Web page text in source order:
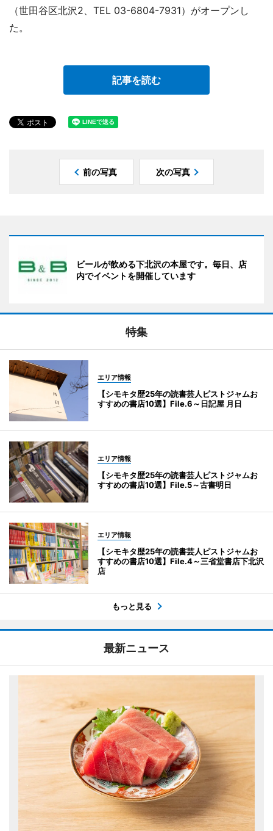
（世田谷区北沢2、TEL 03-6804-7931）がオープンし
た。
記事を読む
前の写真 次の写真
ビールが飲める下北沢の本屋です。毎日、店
内でイベントを開催しています
特集
エリア情報
【シモキタ歴25年の読書芸人ピストジャムお
すすめの書店10選】File.6～日記屋 月日
エリア情報
【シモキタ歴25年の読書芸人ピストジャムお
すすめの書店10選】File.5～古書明日
エリア情報
【シモキタ歴25年の読書芸人ピストジャムお
すすめの書店10選】File.4～三省堂書店下北沢
店
もっと見る
最新ニュース